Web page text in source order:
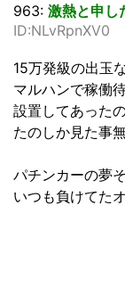
963: 激熱と申し
ID:NLvRpnXV0
15万発級の出玉
マルハンで稼働
設置してあった
たのしか見た事
パチンカーの夢
いつも負けてた